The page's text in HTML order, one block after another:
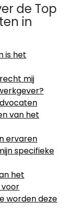
de Top
in
is het
mij
van het
ervaren
specifieke
het
worden deze